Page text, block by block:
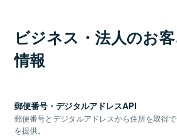
ビジネス・法人のお
情報
郵便番号・デジタルアドレスAPI
郵便番号とデジタルアドレスから住所を取得
を提供。